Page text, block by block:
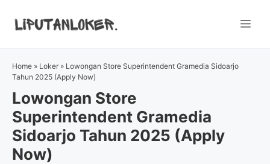
Home » Loker » Lowongan Store Superintendent Gramedia Sidoarjo
Tahun 2025 (Apply Now)
Lowongan Store
Superintendent Gramedia
Sidoarjo Tahun 2025 (Apply
Now)